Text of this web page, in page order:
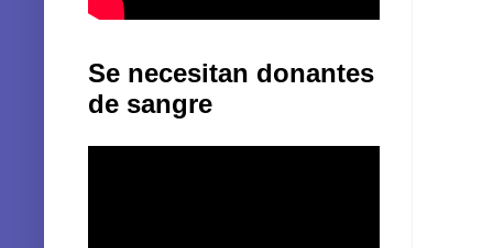
Se necesitan donantes
de sangre